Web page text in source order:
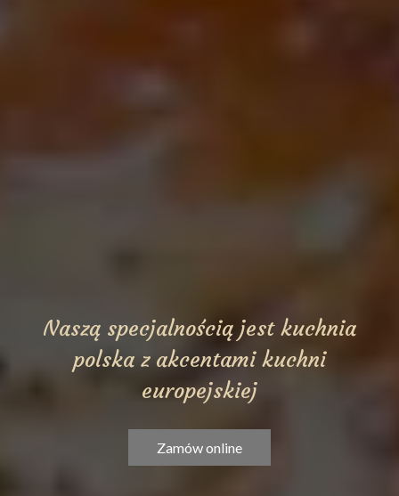
Naszą specjalnością jest kuchnia
polska z akcentami kuchni
europejskiej
Zamów online